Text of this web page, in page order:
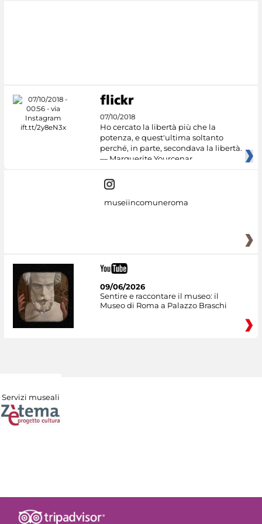
07/10/2018
Ho cercato la libertà più che la
potenza, e quest'ultima soltanto
perché, in parte, secondava la libertà.
— Marguerite Yourcenar
museiincomuneroma
09/06/2026
Sentire e raccontare il museo: il
Museo di Roma a Palazzo Braschi
Servizi museali